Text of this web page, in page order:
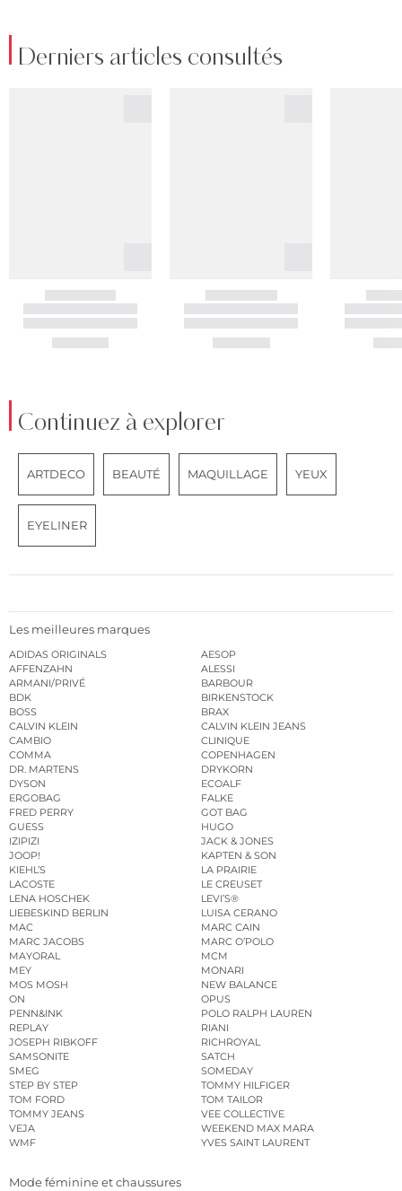
Derniers articles consultés
Continuez à explorer
ARTDECO BEAUTÉ MAQUILLAGE YEUX
EYELINER
Les meilleures marques
ADIDAS ORIGINALS
AESOP
AFFENZAHN
ALESSI
ARMANI/PRIVÉ
BARBOUR
BDK
BIRKENSTOCK
BOSS
BRAX
CALVIN KLEIN
CALVIN KLEIN JEANS
CAMBIO
CLINIQUE
COMMA
COPENHAGEN
DR. MARTENS
DRYKORN
DYSON
ECOALF
ERGOBAG
FALKE
FRED PERRY
GOT BAG
GUESS
HUGO
IZIPIZI
JACK & JONES
JOOP!
KAPTEN & SON
KIEHL’S
LA PRAIRIE
LACOSTE
LE CREUSET
LENA HOSCHEK
LEVI’S®
LIEBESKIND BERLIN
LUISA CERANO
MAC
MARC CAIN
MARC JACOBS
MARC O’POLO
MAYORAL
MCM
MEY
MONARI
MOS MOSH
NEW BALANCE
ON
OPUS
PENN&INK
POLO RALPH LAUREN
REPLAY
RIANI
JOSEPH RIBKOFF
RICHROYAL
SAMSONITE
SATCH
SMEG
SOMEDAY
STEP BY STEP
TOMMY HILFIGER
TOM FORD
TOM TAILOR
TOMMY JEANS
VEE COLLECTIVE
VEJA
WEEKEND MAX MARA
WMF
YVES SAINT LAURENT
Mode féminine et chaussures